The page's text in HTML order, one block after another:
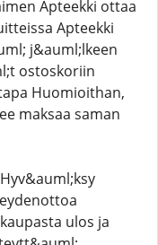
Apteekki ottaa
Apteekki
j&auml;lkeen
ostoskoriin
Huomioithan,
maksaa saman
ulos ja